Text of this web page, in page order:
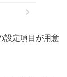
設定項目が用意